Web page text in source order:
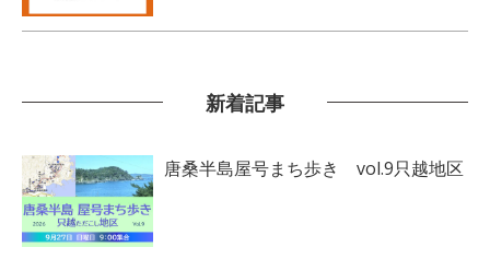
新着記事
唐桑半島屋号まち歩き vol.9只越地区